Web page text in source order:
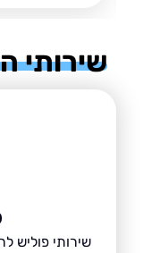
שירותי פוליש לרצפות